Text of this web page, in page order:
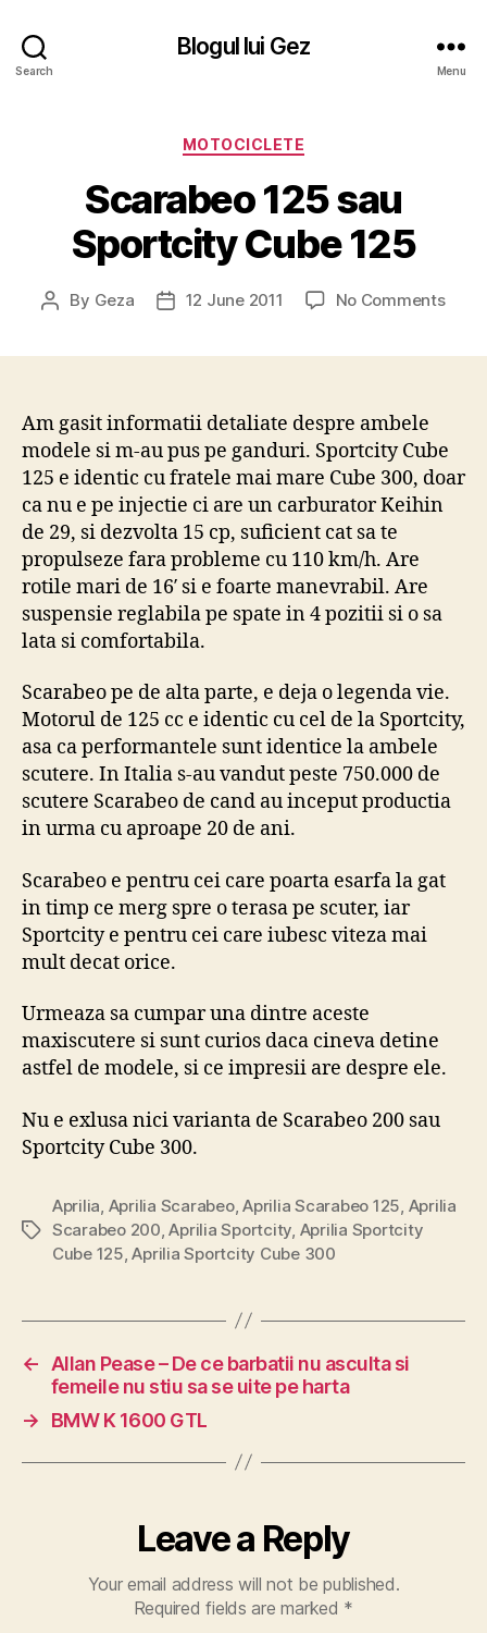
Search
Blogul lui Gez
Menu
Categories
MOTOCICLETE
Scarabeo 125 sau
Sportcity Cube 125
Post
By Geza
Post12 June 2011 No Commentson
125
Am gasit informatii detaliate despre ambele
modele si m-au pus pe ganduri. Sportcity Cube
125 e identic cu fratele mai mare Cube 300, doar
ca nu e pe injectie ci are un carburator Keihin
de 29, si dezvolta 15 cp, suficient cat sa te
propulseze fara probleme cu 110 km/h. Are
rotile mari de 16′ si e foarte manevrabil. Are
suspensie reglabila pe spate in 4 pozitii si o sa
lata si comfortabila.
Scarabeo pe de alta parte, e deja o legenda vie.
Motorul de 125 cc e identic cu cel de la Sportcity,
asa ca performantele sunt identice la ambele
scutere. In Italia s-au vandut peste 750.000 de
scutere Scarabeo de cand au inceput productia
in urma cu aproape 20 de ani.
Scarabeo e pentru cei care poarta esarfa la gat
in timp ce merg spre o terasa pe scuter, iar
Sportcity e pentru cei care iubesc viteza mai
mult decat orice.
Urmeaza sa cumpar una dintre aceste
maxiscutere si sunt curios daca cineva detine
astfel de modele, si ce impresii are despre ele.
Nu e exlusa nici varianta de Scarabeo 200 sau
Sportcity Cube 300.
Tags
Aprilia Aprilia Scarabeo,Aprilia Scarabeo 125 Aprilia
Scarabeo 200 ,Aprilia Sportcity Aprilia Sportcity
Cube 125 ,Aprilia Sportcity Cube 300
←
Allan Pease – De ce barbatii nu asculta si
femeile nu stiu sa se uite pe harta
→
BMW K 1600 GTL
Leave a Reply
Your email address will not be published.
Required fields are marked *